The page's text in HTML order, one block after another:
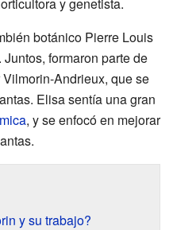
botánico Pierre Louis
formaron parte de
Andrieux, que se
Elisa sentía una gran
, y se enfocó en mejorar
y su trabajo?